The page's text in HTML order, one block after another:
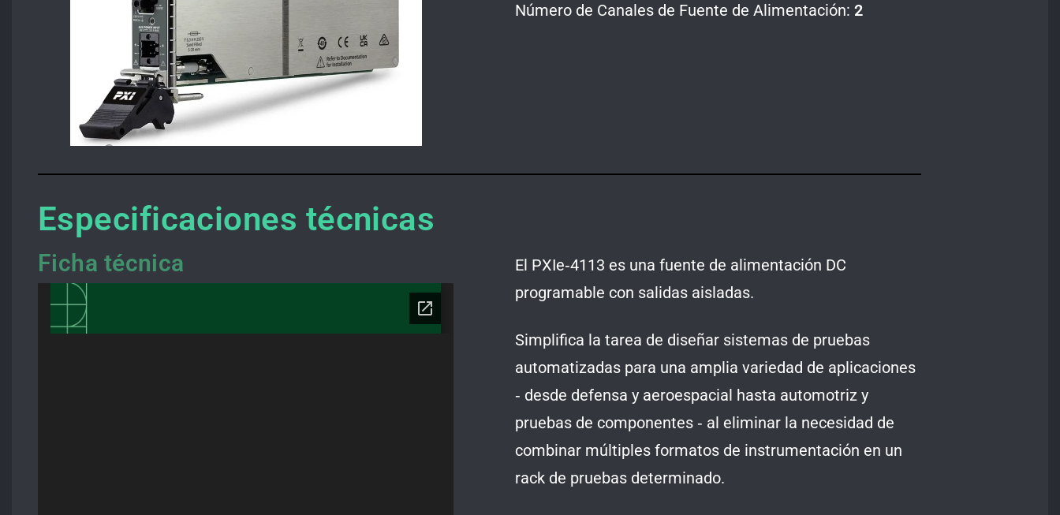
Número de Canales de Fuente de Alimentación: 2
Especificaciones técnicas
Ficha técnica
El PXIe‑4113 es una fuente de alimentación DC
programable con salidas aisladas.
Simplifica la tarea de diseñar sistemas de pruebas
automatizadas para una amplia variedad de aplicaciones
‑ desde defensa y aeroespacial hasta automotriz y
pruebas de componentes ‑ al eliminar la necesidad de
combinar múltiples formatos de instrumentación en un
rack de pruebas determinado.